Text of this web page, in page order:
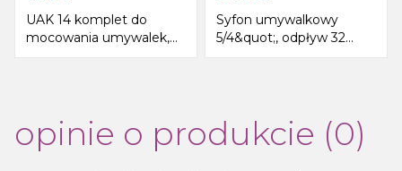
UAK 14 komplet do
mocowania umywalek,
śruba 10x120
Syfon umywalkowy
5/4&quot;, odpływ 32
mm, okrągły, chrom
opinie o produkcie (0)